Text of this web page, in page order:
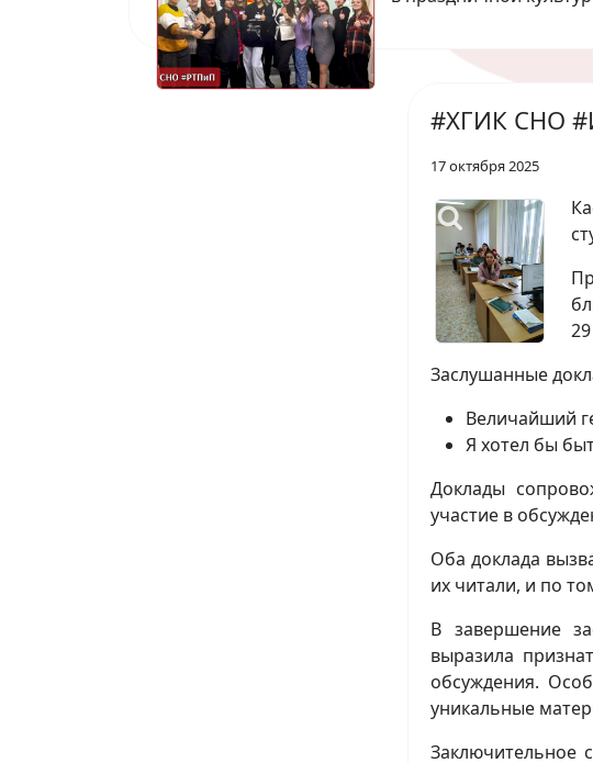
#ХГИК СНО
17 октября 2025
Заслушанные
Величайший
Я хотел бы
Доклады
участие в
Оба доклада
их читали, и по
В завершение
выразила
обсуждения.
уникальные
Заключительное